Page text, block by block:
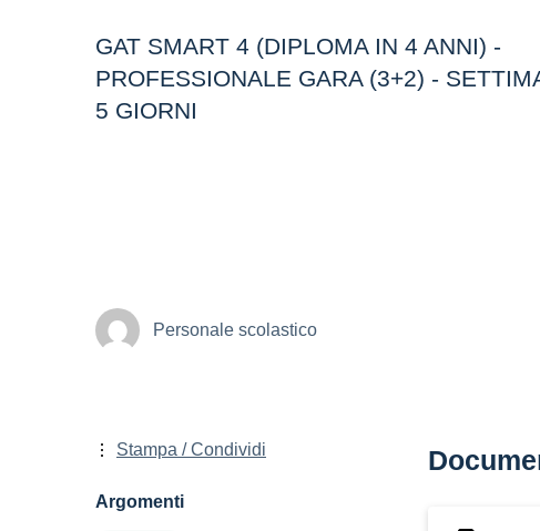
GAT SMART 4 (DIPLOMA IN 4 ANNI) -
PROFESSIONALE GARA (3+2) -
5 GIORNI
Personale scolastico
Stampa / Condividi
Argomenti